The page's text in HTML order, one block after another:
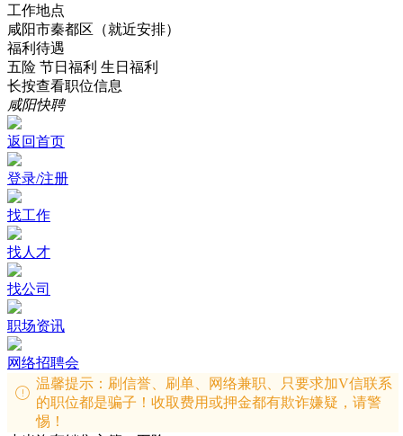
工作地点
咸阳市秦都区（就近安排）
福利待遇
五险 节日福利 生日福利
长按查看职位信息
咸阳快聘
返回首页
登录/注册
找工作
找人才
找公司
职场资讯
网络招聘会
温馨提示：刷信誉、刷单、网络兼职、只要求加V信联系
的职位都是骗子！收取费用或押金都有欺诈嫌疑，请警
惕！